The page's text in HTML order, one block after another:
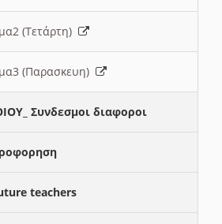
(Τετάρτη)
(Παρασκευη)
Συνδεσμοι διαφοροι
teachers